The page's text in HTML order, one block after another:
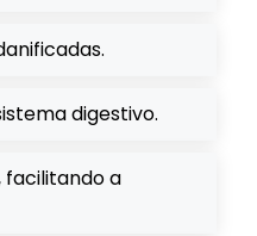
digestivo.
facilitando a